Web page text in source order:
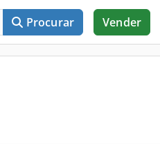
Procurar Vender